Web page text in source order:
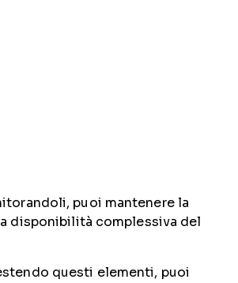
puoi mantenere la
disponibilità complessiva del
questi elementi, puoi